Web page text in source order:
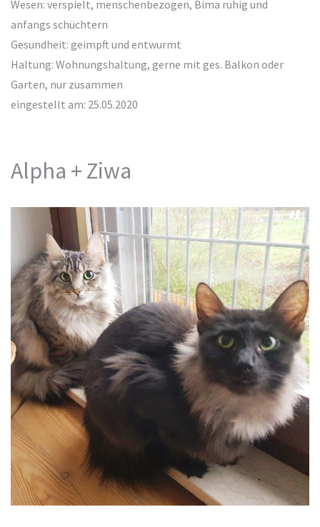
Wesen: verspielt, menschenbezogen, Bima ruhig und
anfangs schüchtern
Gesundheit: geimpft und entwurmt
Haltung: Wohnungshaltung, gerne mit ges. Balkon oder
Garten, nur zusammen
eingestellt am: 25.05.2020
Alpha + Ziwa